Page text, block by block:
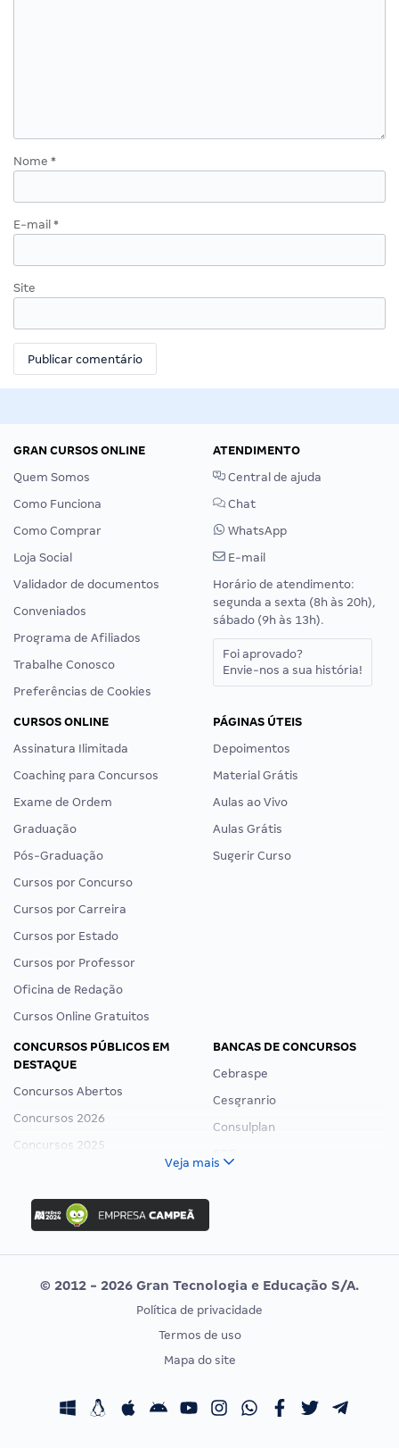
Nome *
E-mail *
Site
GRAN CURSOS ONLINE
Quem Somos
Como Funciona
Como Comprar
Loja Social
Validador de documentos
Conveniados
Programa de Afiliados
Trabalhe Conosco
Preferências de Cookies
ATENDIMENTO
Central de ajuda
Chat
WhatsApp
E-mail
Horário de atendimento:
segunda a sexta (8h às 20h),
sábado (9h às 13h).
Foi aprovado?
Envie-nos a sua história!
CURSOS ONLINE
Assinatura Ilimitada
Coaching para Concursos
Exame de Ordem
Graduação
Pós-Graduação
Cursos por Concurso
Cursos por Carreira
Cursos por Estado
Cursos por Professor
Oficina de Redação
Cursos Online Gratuitos
PÁGINAS ÚTEIS
Depoimentos
Material Grátis
Aulas ao Vivo
Aulas Grátis
Sugerir Curso
CONCURSOS PÚBLICOS EM
DESTAQUE
Concursos Abertos
Concursos 2026
Concursos 2025
Concurso Nacional Unificado
Concurso Ibama
Concurso MPU
Editais publicados
BANCAS DE CONCURSOS
Cebraspe
Cesgranrio
Consulplan
Vunesp
CONCURSOS POR PROFISSÃO
Concursos Fiscais
EXAME DE ORDEM
Calendário OAB
Veja mais
© 2012 - 2026 Gran Tecnologia e Educação S/A.
Política de privacidade
Termos de uso
Mapa do site